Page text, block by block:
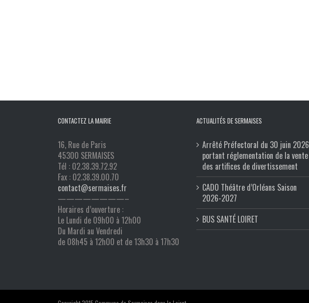
CONTACTEZ LA MAIRIE
16, Rue de Paris
45300 SERMAISES
Tél : 02.38.39.72.92
Fax : 02.38.39.00.70
contact@sermaises.fr
————————–
Horaires d’ouverture :
Le Lundi de 09h00 à 12h00
Du Mardi au Vendredi
de 08h45 à 12h00 et de 13h30 à 17h30
ACTUALITÉS DE SERMAISES
Arrêté Préfectoral du 30 juin 2026
portant réglementation de la vente
des artifices de divertissement
CADO Théâtre d’Orléans Saison
2026-2027
BUS SANTÉ LOIRET